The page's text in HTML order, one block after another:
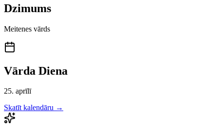
Dzimums
Meitenes vārds
Vārda Diena
25. aprīlī
Skatīt kalendāru →